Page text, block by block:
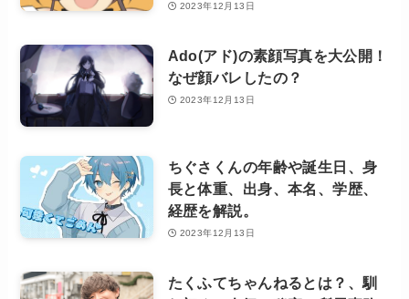
2023年12月13日
Ado(アド)の素顔写真を大公開！
なぜ顔バレしたの？
2023年12月13日
ちぐさくんの年齢や誕生日、身
長と体重、出身、本名、学歴、
経歴を解説。
2023年12月13日
たくふてちゃんねるとは？、馴